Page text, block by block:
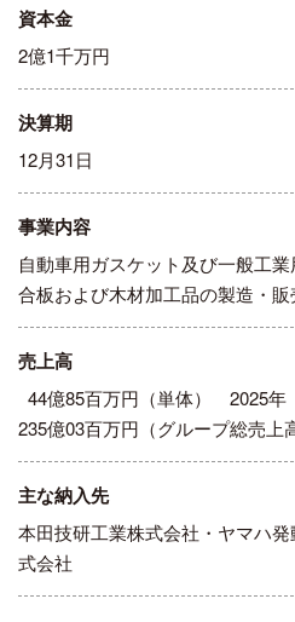
資本金
2億1千万円
決算期
12月31日
事業内容
自動車用ガスケット及び一般工
合板および木材加工品の製造・販
売上高
44億85百万円（単体） 2025年
235億03百万円（グループ総売上
主な納入先
本田技研工業株式会社・ヤマハ
式会社